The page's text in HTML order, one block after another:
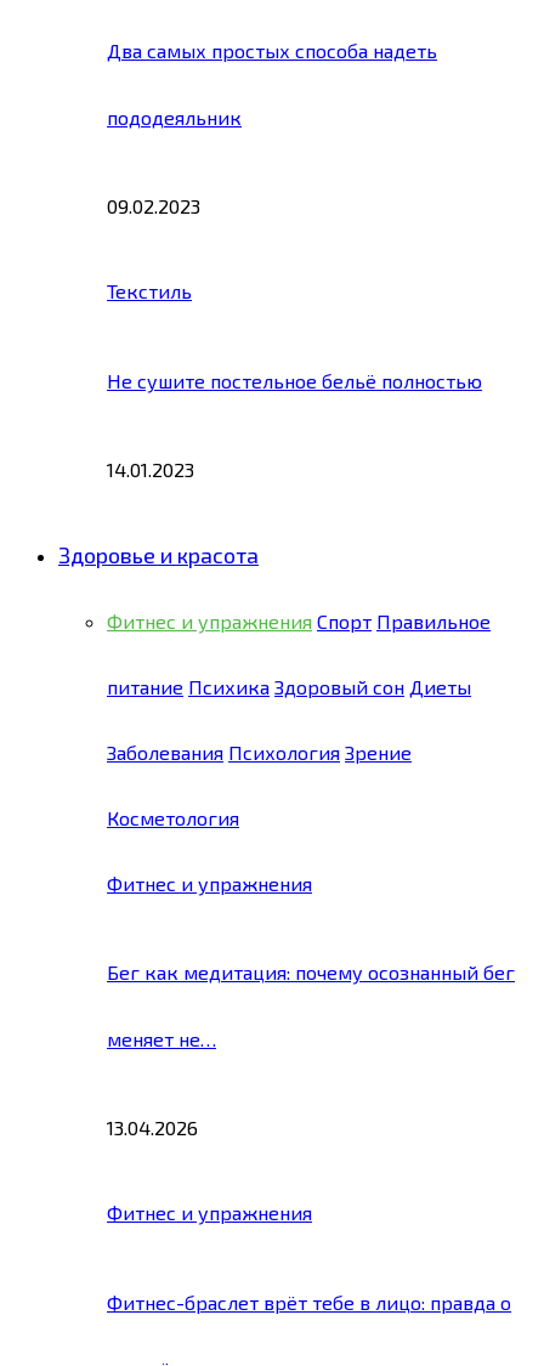
Два самых простых способа надеть
пододеяльник
09.02.2023
Текстиль
Не сушите постельное бельё полностью
14.01.2023
Здоровье и красота
Фитнес и упражнения Спорт Правильное
питание Психика Здоровый сон Диеты
Заболевания Психология Зрение
Косметология
Фитнес и упражнения
Бег как медитация: почему осознанный бег
меняет не…
13.04.2026
Фитнес и упражнения
Фитнес-браслет врёт тебе в лицо: правда о